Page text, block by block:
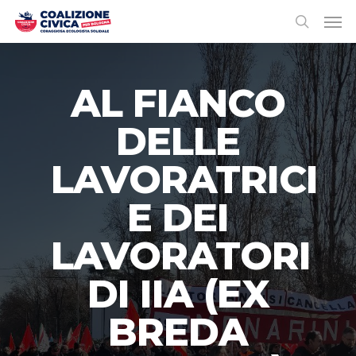
AL FIANCO
DELLE
LAVORATRICI
E DEI
LAVORATORI
DI IIA (EX
BREDA